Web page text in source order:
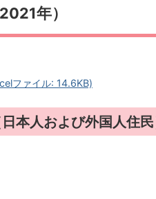
年）
ファイル: 14.6KB)
本人および外国人住民